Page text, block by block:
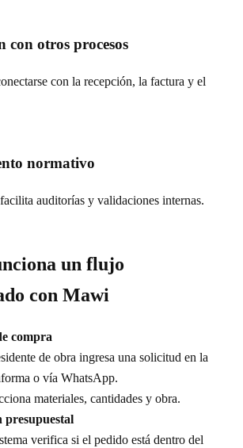
con otros procesos
con la recepción, la factura y el
normativo
auditorías y validaciones internas.
un flujo
con Mawi
compra
de obra ingresa una solicitud en la
o vía WhatsApp.
materiales, cantidades y obra.
presupuestal
verifica si el pedido está dentro del